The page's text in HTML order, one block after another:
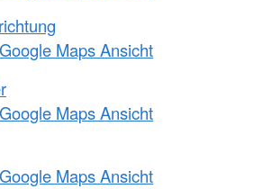
Maps Ansicht
Maps Ansicht
Maps Ansicht